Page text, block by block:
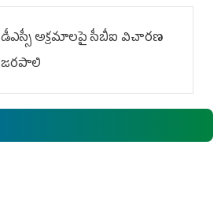
డీఎస్సీ అక్రమాలపై సీబీఐ విచారణ
జరపాలి